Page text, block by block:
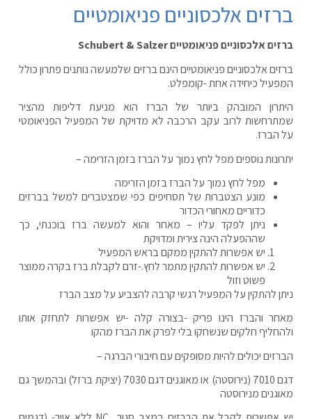
ברזים אלכסוניים פניאומטיים
ברזים אלכסוניים פניאומטיים Schubert & Salzer
ברזים אלכסוניים פניאומטיים הינם ברזים שלמעשה נותנים פתרון כולל
המפעיל כיחידה אחת -קומפלט.
היתרון המובהק ביותר של הברז הוא מניעת דליפות מהציר
שמתרחשות לרוב עקב הרכבה לא מדויקת של המפעיל הפניאומטי
על הברז.
יתרונות נוספים מפל לחץ נמוך על הברז בזמן הזרימה –
מפל לחץ נמוך על הברז בזמן הזרימה
מונע הצטברות של תסחיפים כפי שמצטברים למשל בברזים
כדוריים מאחורי הכדור
ניתן לפקד עליו – מאחר והוא למעשה ברז בוכנתי, כך
שההפעלה הינה צירית ומדויקת
יש אפשרות להתקין ממקם בראש המפעיל
יש אפשרות להתקין מתמר לחץ.-זרם לקבלת ברז בקרה ממוצר
פשוט וזול
ניתן להתקין על המפעיל רגשי קרבה להצביע על מצב הברז
מאחר והברז הינו פריק -בצורה קלה -יש אפשרות לתחזק אותו
ולהחליף חלקים שנשחקו בלי לפרק את הברז מהקו
הברזים יכולים להיות מסופקים עם חיבורי הברגה –
דגם 7010 (נירוסטה) או מאוגנים דגם 7030 (יציקת ברזל) ובהמשך גם
מאוגנים מנירוסטה